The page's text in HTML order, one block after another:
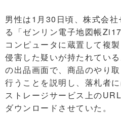
男性は1月30日頃、株式会
る「ゼンリン電子地図帳
コンピュータに蔵置して複
侵害した疑いが持たれてい
の出品画面で、商品のやり
行うことを説明し、落札者
ストレージサービス上の
ダウンロードさせていた。